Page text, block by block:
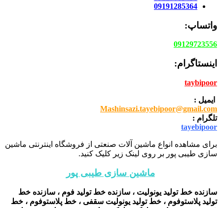
09191285364
واتساپ:
09129723556
اینستاگرام:
taybipoor
ایمیل :
Mashinsazi.tayebipoor@gmail.com
تلگرام :
tayebipoor
برای مشاهده انواع ماشین آلات صنعتی از فروشگاه اینترنتی ماشین
سازی طیبی پور بر روی لینک زیر کلیک کنید.
ماشین سازی طیبی پور
سازنده خط تولید یونولیت ، سازنده خط تولید فوم ، سازنده خط
تولید پلاستوفوم ، خط تولید یونولیت سقفی ، خط پلاستوفوم ، خط